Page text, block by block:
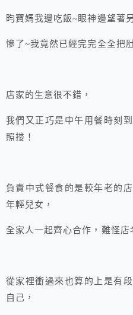
昀寶媽我邊吃飯~眼神邊望著
慘了~我竟然已經完完全全把
店家的生意很不錯，
我們又正巧是中午用餐時刻
照搂！
負責中式餐食的是較年老的
年輕兒女，
全家人一起齊心合作，難怪店
從家裡衝過來也算的上是有
自己，